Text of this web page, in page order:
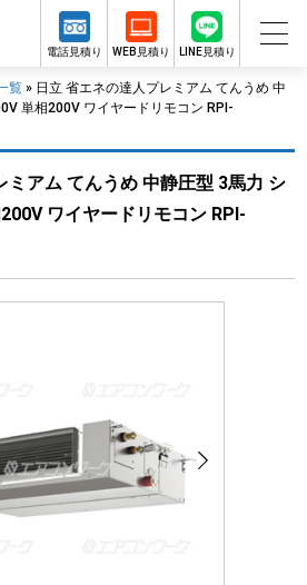
電話見積り WEB見積り LINE見積り
覧 » 日立 省エネの達人プレミアム てんうめ 中
単相200V ワイヤードリモコン RPI-
ミアム てんうめ 中静圧型 3馬力 シ
ワイヤードリモコン RPI-